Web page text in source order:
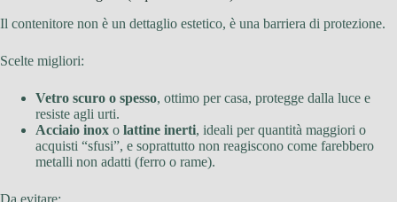
Il contenitore non è un dettaglio estetico, è una barriera di protezione.
Scelte migliori:
Vetro scuro o spesso, ottimo per casa, protegge dalla luce e
resiste agli urti.
Acciaio inox o lattine inerti, ideali per quantità maggiori o
acquisti “sfusi”, e soprattutto non reagiscono come farebbero
metalli non adatti (ferro o rame).
Da evitare: